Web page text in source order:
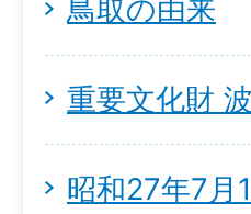
鳥取の由来
重要文化財
昭和27年7月